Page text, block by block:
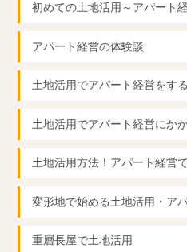
初めての土地活用～アパート
アパート経営の体験談
土地活用でアパート経営をす
土地活用でアパート経営にか
土地活用方法！アパート経営
変形地で始める土地活用・ア
重層長屋で土地活用